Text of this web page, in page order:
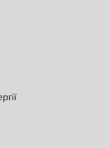
великою
та корпусних
цін оскільки маємо
переробку